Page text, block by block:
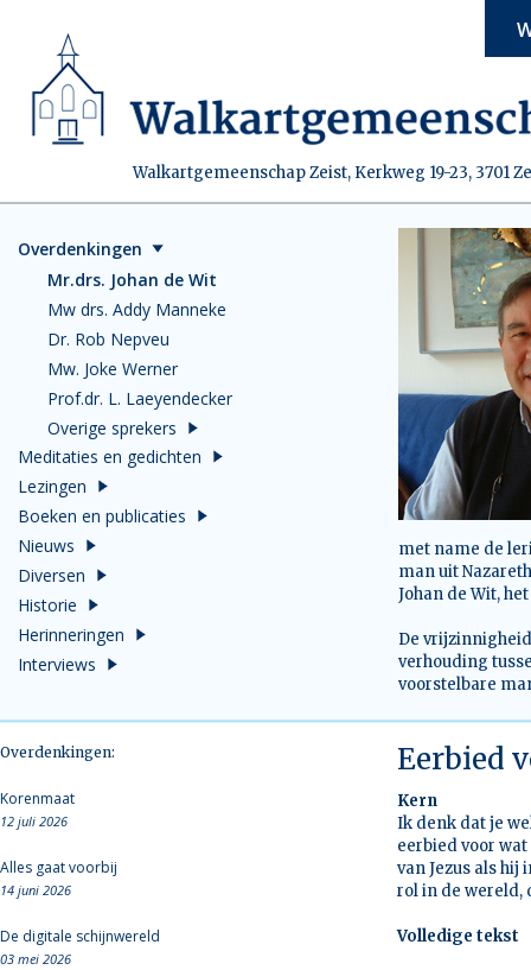
Walkartgemeenschap Zeist, Kerkweg 19-23, 3701
Overdenkingen
Mr.drs. Johan de Wit
Mw drs. Addy Manneke
Dr. Rob Nepveu
Mw. Joke Werner
Prof.dr. L. Laeyendecker
Overige sprekers
Meditaties en gedichten
Lezingen
Boeken en publicaties
Nieuws
Diversen
Historie
Herinneringen
Interviews
met name de
man uit
Johan de Wit,
De
verhouding
voorstelbare
Overdenkingen:
Korenmaat
12 juli 2026
Alles gaat voorbij
14 juni 2026
De digitale schijnwereld
03 mei 2026
Eerbied
Kern
Ik denk dat je
eerbied voor
van Jezus als
rol in de wereld,
Volledige tekst